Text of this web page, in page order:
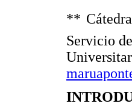
**
Servicio